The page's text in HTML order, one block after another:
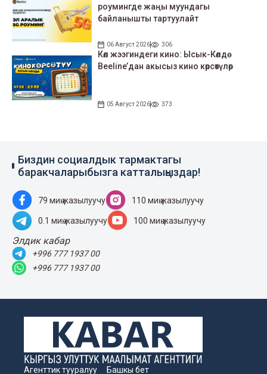
роумингде жаңы муундагы
байланышты тартуулайт
06 Август 2026 306
Көл жээгиндеги кино: Ысык-Көлдө
Beeline’дан акысыз кино көрсөтүлөр
05 Август 2026 373
Биздин социалдык тармактагы
баракчаларыбызга катталыңыздар!
79 миң жазылуучу 110 миң жазылуучу
0.1 миң жазылуучу 100 миң жазылуучу
Элдик кабар
+996 777 1937 00
+996 777 1937 00
Агенттик тууралуу Башкы бет